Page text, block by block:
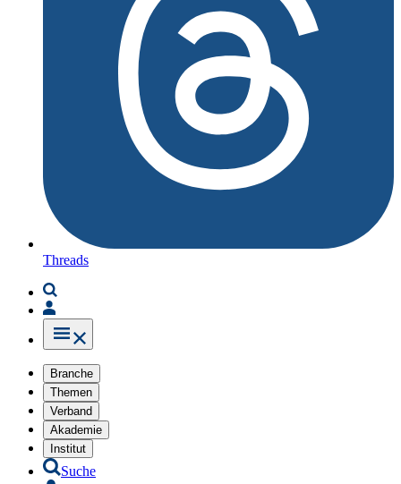
Threads
Branche
Themen
Verband
Akademie
Institut
Suche